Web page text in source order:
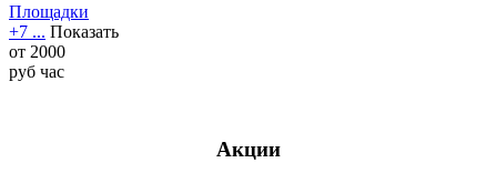
Площадки
+7 ... Показать
от 2000
руб час
Акции